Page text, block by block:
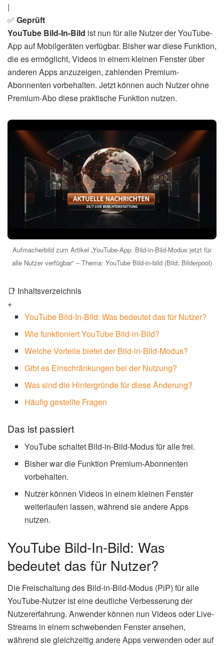
|
✅ Geprüft
YouTube Bild-In-Bild ist nun für alle Nutzer der YouTube-
App auf Mobilgeräten verfügbar. Bisher war diese Funktion,
die es ermöglicht, Videos in einem kleinen Fenster über
anderen Apps anzuzeigen, zahlenden Premium-
Abonnenten vorbehalten. Jetzt können auch Nutzer ohne
Premium-Abo diese praktische Funktion nutzen.
Aufmacherbild zum Artikel „YouTube-App: Bild-in-Bild-Modus jetzt für
alle Nutzer verfügbar“ – Thema: YouTube Bild-in-bild (Bild: Bilderpool)
📑 Inhaltsverzeichnis
+
YouTube Bild-In-Bild: Was bedeutet das für Nutzer?
Wie funktioniert YouTube Bild-in-Bild?
Welche Vorteile bietet der Bild-in-Bild-Modus?
Gibt es Einschränkungen bei der Nutzung?
Was sind die Hintergründe für diese Änderung?
Häufig gestellte Fragen
Das ist passiert
YouTube schaltet Bild-in-Bild-Modus für alle frei.
Bisher war die Funktion Premium-Abonnenten
vorbehalten.
Nutzer können Videos in einem kleinen Fenster
weiterlaufen lassen, während sie andere Apps
nutzen.
YouTube Bild-In-Bild: Was
bedeutet das für Nutzer?
Die Freischaltung des Bild-in-Bild-Modus (PiP) für alle
YouTube-Nutzer ist eine deutliche Verbesserung der
Nutzererfahrung. Anwender können nun Videos oder Live-
Streams in einem schwebenden Fenster ansehen,
während sie gleichzeitig andere Apps verwenden oder auf